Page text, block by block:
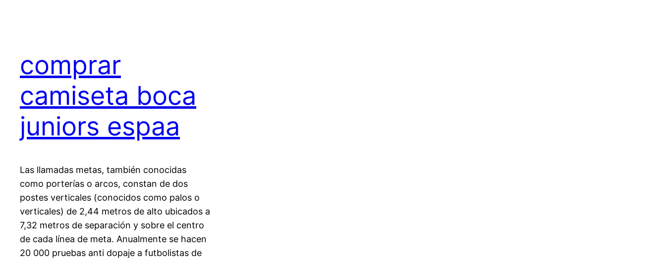
comprar
camiseta boca
juniors espaa
Las llamadas metas, también conocidas
como porterías o arcos, constan de dos
postes verticales (conocidos como palos o
verticales) de 2,44 metros de alto ubicados a
7,32 metros de separación y sobre el centro
de cada línea de meta. Anualmente se hacen
20 000 pruebas anti dopaje a futbolistas de